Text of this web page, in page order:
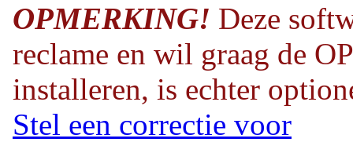
OPMERKING! Deze
reclame en wil graag de
installeren, is echter
Stel een correctie voor